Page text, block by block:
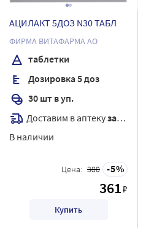
АЦИЛАКТ 5ДОЗ N30 ТАБЛ
ФИРМА ВИТАФАРМА АО
таблетки
Дозировка 5 доз
30 шт в уп.
Доставим в аптекузавтра
В наличии
Цена: 380 5
361₽
Купить